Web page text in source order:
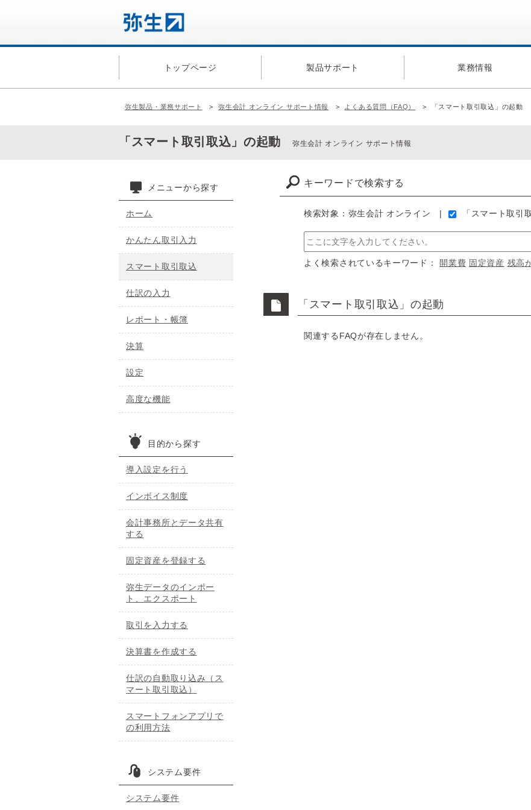
トップページ 製品サポート 業務情報
弥生製品・業務サポート 弥生会計 オンライン サポート情報 よくある質問（FAQ） 「スマート取引取込」の起動
「スマート取引取込」の起動 弥生会計 オンライン サポート情報
キーワードで検索する
検索対象：弥生会計 オンライン 「スマート取引
よく検索されているキーワード： 開業費 固定資産 残高
「スマート取引取込」の起動
関連するFAQが存在しません。
メニューから探す
ホーム
かんたん取引入力
スマート取引取込
仕訳の入力
レポート・帳簿
決算
設定
高度な機能
目的から探す
導入設定を行う
インボイス制度
会計事務所とデータ共有
する
固定資産を登録する
弥生データのインポー
ト、エクスポート
取引を入力する
決算書を作成する
仕訳の自動取り込み（ス
マート取引取込）
スマートフォンアプリで
の利用方法
システム要件
システム要件